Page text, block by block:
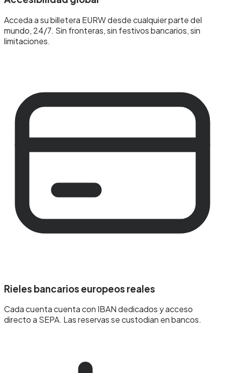
Acceda a su billetera EURW desde cualquier parte del
mundo, 24/7. Sin fronteras, sin festivos bancarios, sin
limitaciones.
Rieles bancarios europeos reales
Cada cuenta cuenta con IBAN dedicados y acceso
directo a SEPA. Las reservas se custodian en bancos.